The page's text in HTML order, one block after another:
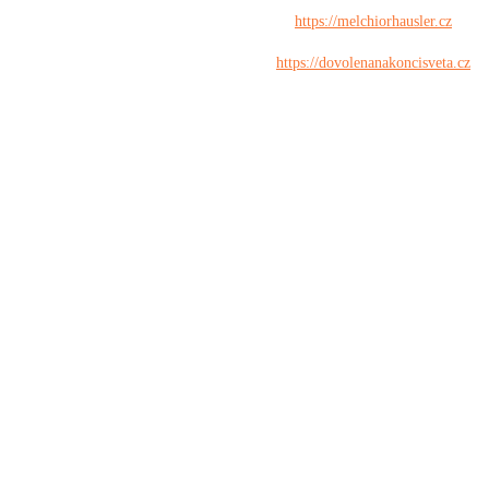
https://melchiorhausler.cz
https://dovolenanakoncisveta.cz